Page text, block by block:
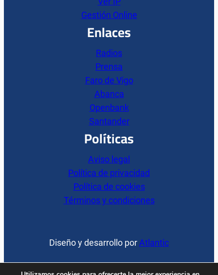
Gestión Online
Enlaces
Radios
Prensa
Faro de Vigo
Abanca
Openbank
Santander
Políticas
Aviso legal
Política de privacidad
Política de cookies
Términos y condiciones
Diseño y desarrollo por Atlantic